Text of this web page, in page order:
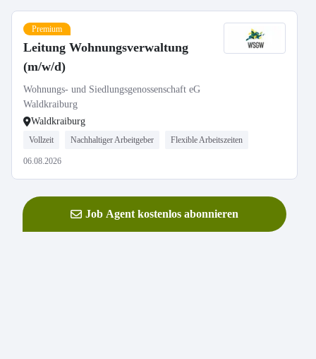
Premium
Leitung Wohnungsverwaltung
(m/w/d)
Wohnungs- und Siedlungsgenossenschaft eG
Waldkraiburg
Waldkraiburg
Vollzeit Nachhaltiger Arbeitgeber Flexible Arbeitszeiten
06.08.2026
Job Agent kostenlos abonnieren